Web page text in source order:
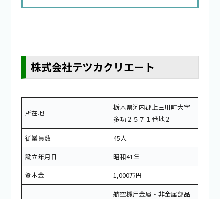
株式会社テツカクリエート
所在地
栃木県河内郡上三川町大字
多功２５７１番地２
従業員数
45人
設立年月日
昭和41年
資本金
1,000万円
航空機用金属・非金属部品